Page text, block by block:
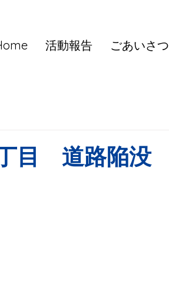
活動報告 ごあいさつ
目 道路陥没